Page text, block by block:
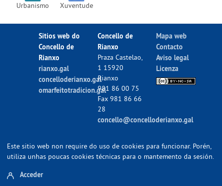
Urbanismo Xuventude
Sitios web do
Concello de
Rianxo
rianxo.gal
concelloderianxo.gal
omarfeitotradicion.gal
Concello de
Rianxo
Praza Castelao,
1 15920
Rianxo
981 86 00 75
Fax 981 86 66
28
concello@concelloderianxo.gal
Mapa web
Contacto
Aviso legal
Licenza
Este sitio web non require do uso de cookies para funcionar. Porén,
utiliza unhas poucas cookies técnicas para o mantemento da sesión.
Acceder